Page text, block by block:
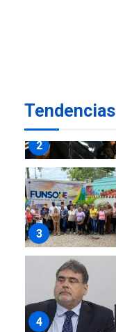
Tendencias
2
3
4